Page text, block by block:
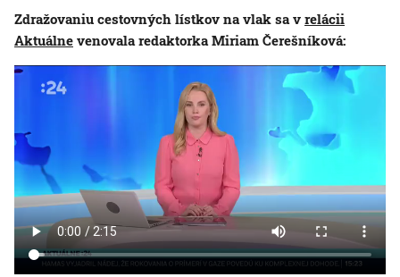
Zdražovaniu cestovných lístkov na vlak sa v relácii
Aktuálne venovala redaktorka Miriam Čerešníková: